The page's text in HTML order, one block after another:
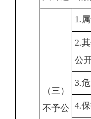
（三）
不予公
1.
2.
公
3.
4.